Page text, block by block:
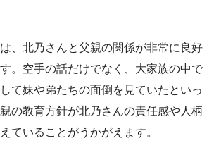
、北乃さんと父親の関係が非常に良好
。空手の話だけでなく、大家族の中で
て妹や弟たちの面倒を見ていたといっ
の教育方針が北乃さんの責任感や人柄
ていることがうかがえます。